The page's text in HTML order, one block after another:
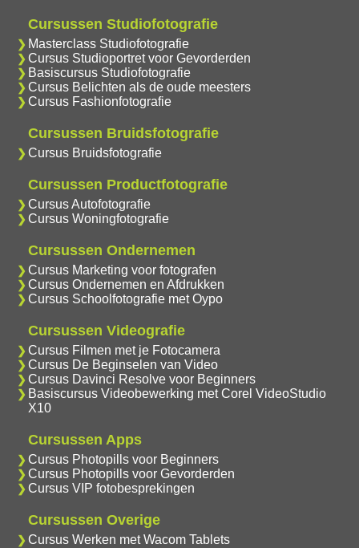
Cursussen Studiofotografie
Masterclass Studiofotografie
Cursus Studioportret voor Gevorderden
Basiscursus Studiofotografie
Cursus Belichten als de oude meesters
Cursus Fashionfotografie
Cursussen Bruidsfotografie
Cursus Bruidsfotografie
Cursussen Productfotografie
Cursus Autofotografie
Cursus Woningfotografie
Cursussen Ondernemen
Cursus Marketing voor fotografen
Cursus Ondernemen en Afdrukken
Cursus Schoolfotografie met Oypo
Cursussen Videografie
Cursus Filmen met je Fotocamera
Cursus De Beginselen van Video
Cursus Davinci Resolve voor Beginners
Basiscursus Videobewerking met Corel VideoStudio
X10
Cursussen Apps
Cursus Photopills voor Beginners
Cursus Photopills voor Gevorderden
Cursus VIP fotobesprekingen
Cursussen Overige
Cursus Werken met Wacom Tablets